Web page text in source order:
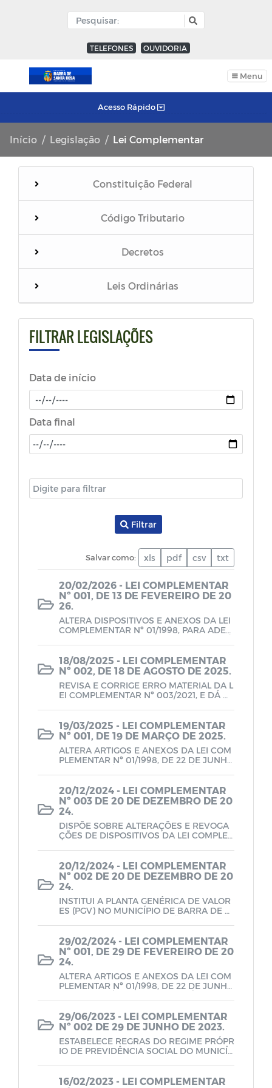
TELEFONES OUVIDORIA
Menu
Acesso Rápido
Início Legislação Lei Complementar
Constituição Federal
Código Tributario
Decretos
Leis Ordinárias
Leis Orgânica
Resoluções
Lei de Diretrizes Orçamentárias - LDO
Lei Orçamentária Anual - LOA
Plano Plurianual - PPA
Lei de Acesso à Informação - LAI
FILTRAR LEGISLAÇÕES
Data de início
Data final
Filtrar
Salvar como: xls pdf csv txt
20/02/2026 - LEI COMPLEMENTAR
Nº 001, DE 13 DE FEVEREIRO DE 20
26.
ALTERA DISPOSITIVOS E ANEXOS DA LEI
COMPLEMENTAR Nº 01/1998, PARA ADEQ
18/08/2025 - LEI COMPLEMENTAR
Nº 002, DE 18 DE AGOSTO DE 2025.
REVISA E CORRIGE ERRO MATERIAL DA L
EI COMPLEMENTAR Nº 003/2021, E DÁ O
19/03/2025 - LEI COMPLEMENTAR
Nº 001, DE 19 DE MARÇO DE 2025.
ALTERA ARTIGOS E ANEXOS DA LEI COM
PLEMENTAR Nº 01/1998, DE 22 DE JUNHO
20/12/2024 - LEI COMPLEMENTAR
Nº 003 DE 20 DE DEZEMBRO DE 20
24.
DISPÕE SOBRE ALTERAÇÕES E REVOGA
ÇÕES DE DISPOSITIVOS DA LEI COMPLE
ARRA DE SANTA ROSA - PB.
20/12/2024 - LEI COMPLEMENTAR
Nº 002 DE 20 DE DEZEMBRO DE 20
24.
INSTITUI A PLANTA GENÉRICA DE VALOR
ES (PGV) NO MUNICÍPIO DE BARRA DE S
E CÁLCULO DO IPTU, E DÁ OUTRAS PROV
IDÊNCIAS.
29/02/2024 - LEI COMPLEMENTAR
Nº 001, DE 29 DE FEVEREIRO DE 20
24.
ALTERA ARTIGOS E ANEXOS DA LEI COM
PLEMENTAR Nº 01/1998, DE 22 DE JUNHO
29/06/2023 - LEI COMPLEMENTAR
Nº 002 DE 29 DE JUNHO DE 2023.
ESTABELECE REGRAS DO REGIME PRÓPR
IO DE PREVIDÊNCIA SOCIAL DO MUNICÍP
L Nº 103, DE 2019.
16/02/2023 - LEI COMPLEMENTAR